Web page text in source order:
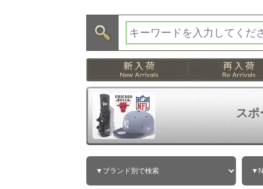
スポ